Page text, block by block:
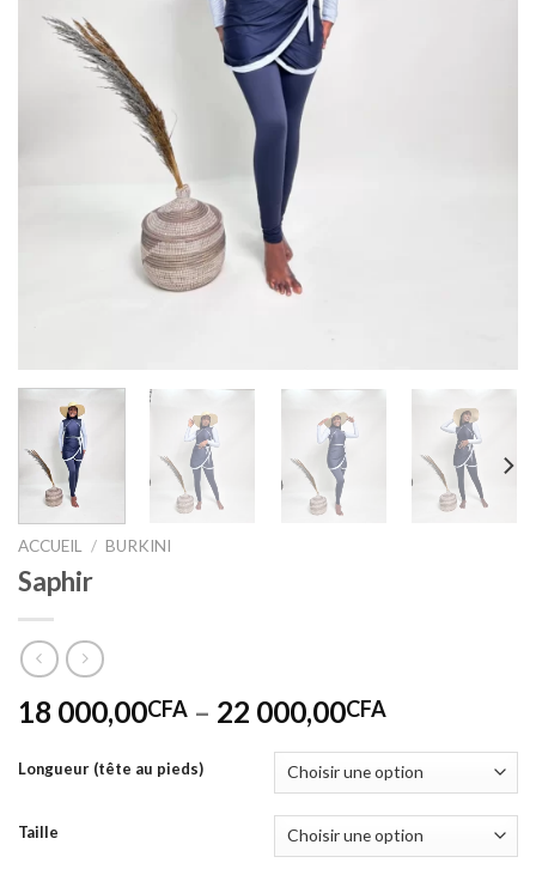
ACCUEIL / BURKINI
Saphir
18 000,00CFA – 22 000,00CFA
Longueur (tête au pieds)
Taille